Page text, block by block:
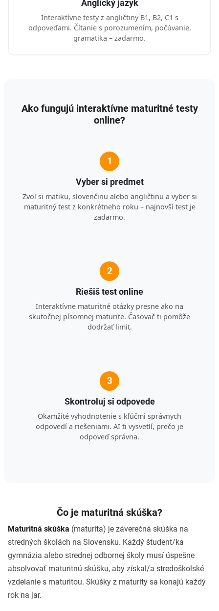
Anglický jazyk
Interaktívne testy z angličtiny B1, B2, C1 s
odpoveďami. Čítanie s porozumením, počúvanie,
gramatika – zadarmo.
Ako fungujú interaktívne maturitné testy
online?
1
Vyber si predmet
Zvoľ si matiku, slovenčinu alebo angličtinu a vyber si
maturitný test z konkrétneho roku – najnovší test je
zadarmo.
2
Riešiš test online
Interaktívne maturitné otázky presne ako na
skutočnej písomnej maturite. Časovač ti pomôže
dodržať limit.
3
Skontroluj si odpovede
Okamžité vyhodnotenie s kľúčmi správnych
odpovedí a riešeniami. AI ti vysvetlí, prečo je
odpoveď správna.
Čo je maturitná skúška?
Maturitná skúška (maturita) je záverečná skúška na
stredných školách na Slovensku. Každý študent/ka
gymnázia alebo strednej odbornej školy musí úspešne
absolvovať maturitnú skúšku, aby získal/a stredoškolské
vzdelanie s maturitou. Skúšky z maturity sa konajú každý
rok na jar.